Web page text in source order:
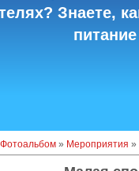
Знаете,
Фотоальбом » Мероприятия »